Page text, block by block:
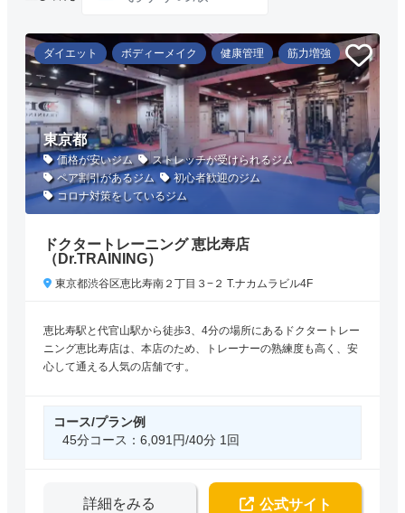
ダイエット ボディーメイク 健康管理 筋力増強
東京都
価格が安いジム
ストレッチが受けられるジム
ペア割引があるジム
初心者歓迎のジム
コロナ対策をしているジム
ドクタートレーニング 恵比寿店
（Dr.TRAINING）
東京都渋谷区恵比寿南２丁目３−２ T.ナカムラビル4F
恵比寿駅と代官山駅から徒歩3、4分の場所にあるドクタートレー
ニング恵比寿店は、本店のため、トレーナーの熟練度も高く、安
心して通える人気の店舗です。
コース/プラン例
45分コース：6,091円/40分 1回
詳細をみる 公式サイト